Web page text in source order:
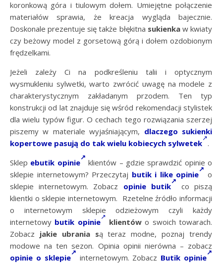
koronkową góra i tiulowym dołem. Umiejętne połączenie
materiałów sprawia, że kreacja wygląda bajecznie.
Doskonale prezentuje się także błękitna sukienkaw kwiaty
czy beżowy model z gorsetową górą i dołem ozdobionym
frędzelkami.
Jeżeli zależy Ci na podkreśleniu talii i optycznym
wysmukleniu sylwetki, warto zwrócić uwagę na modele z
charakterystycznym zakładanym przodem. Ten typ
konstrukcji od lat znajduje się wśród rekomendacji stylistek
dla wielu typów figur. O cechach tego rozwiązania szerzej
piszemy w materiale wyjaśniającym, dlaczego sukienki
kopertowe pasują do tak wielu kobiecych sylwetek .
Sklep ebutik opinie
klientów – gdzie sprawdzić opinie o
sklepie internetowym? Przeczytaj butik i like opinie
o
sklepie internetowym. Zobacz opinie butik
co piszą
klientki o sklepie internetowym. Rzetelne źródło informacji
o internetowym sklepie odzieżowym czyli każdy
internetowy butik opinie klientów o swoich towarach.
Zobacz jakie ubrania są teraz modne, poznaj trendy
modowe na ten sezon. Opinia opinii nierówna – zobacz
opinie o sklepie
internetowym. Zobacz Butik opinie